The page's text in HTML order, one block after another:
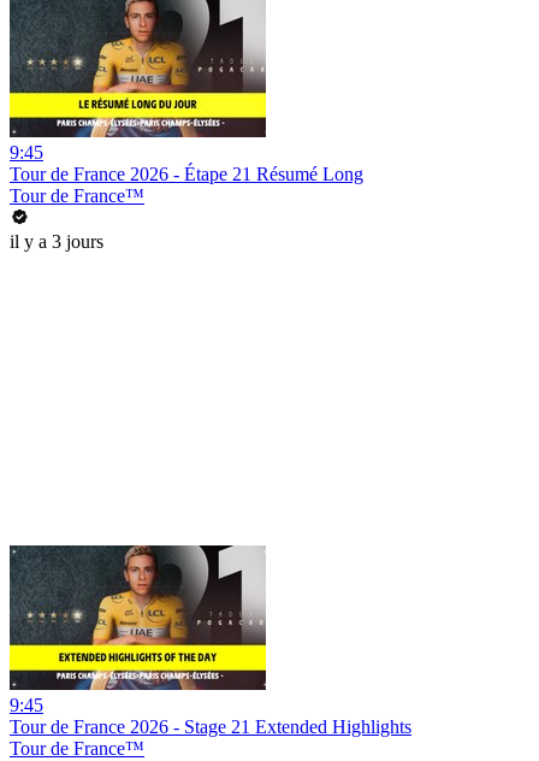
9:45
Tour de France 2026 - Étape 21 Résumé Long
Tour de France™
il y a 3 jours
9:45
Tour de France 2026 - Stage 21 Extended Highlights
Tour de France™